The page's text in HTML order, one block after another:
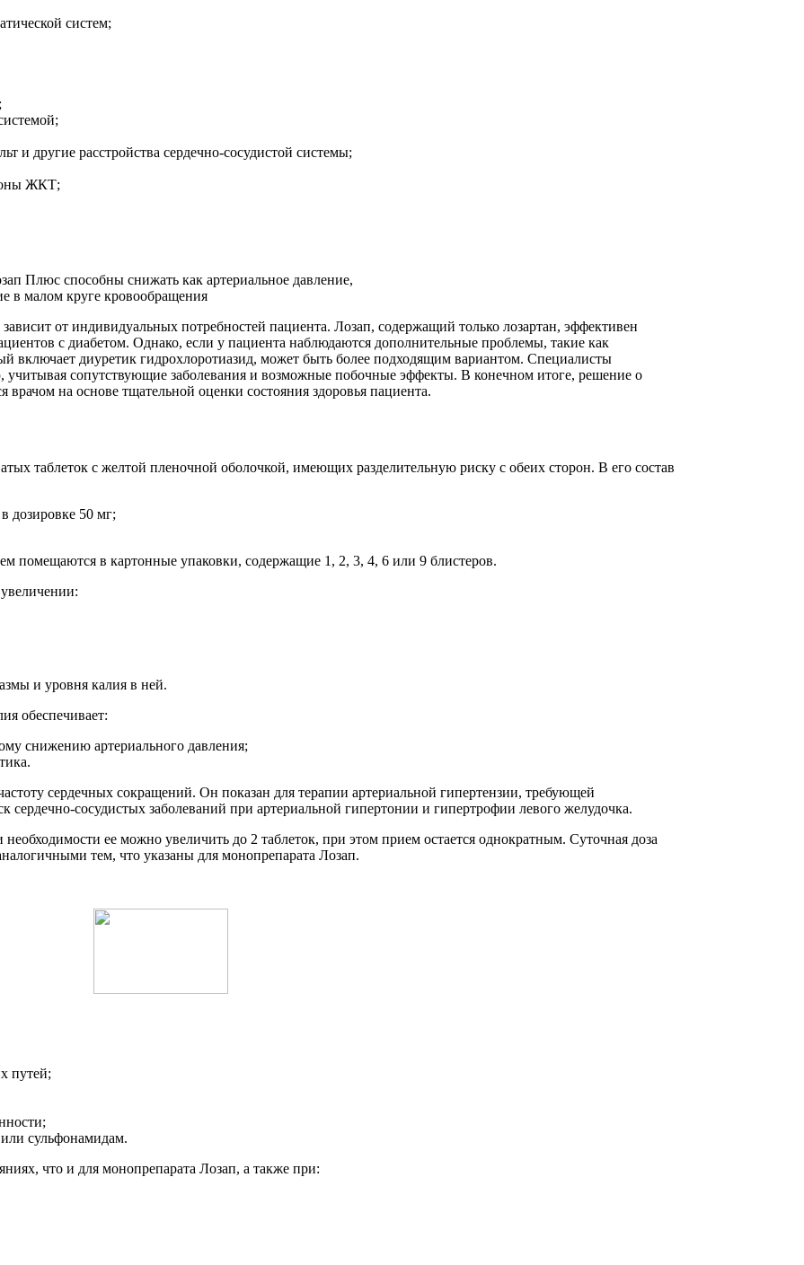
систем;
и другие расстройства сердечно-сосудистой системы;
ЖКТ;
от индивидуальных потребностей пациента. Лозап, содержащий только лозартан, эффективен
с диабетом. Однако, если у пациента наблюдаются дополнительные проблемы, такие как
включает диуретик гидрохлоротиазид, может быть более подходящим вариантом. Специалисты
учитывая сопутствующие заболевания и возможные побочные эффекты. В конечном итоге, решение о
на основе тщательной оценки состояния здоровья пациента.
таблеток с желтой пленочной оболочкой, имеющих разделительную риску с обеих сторон. В его состав
дозировке 50 мг;
помещаются в картонные упаковки, содержащие 1, 2, 3, 4, 6 или 9 блистеров.
и уровня калия в ней.
обеспечивает:
снижению артериального давления;
сердечных сокращений. Он показан для терапии артериальной гипертензии, требующей
сосудистых заболеваний при артериальной гипертонии и гипертрофии левого желудочка.
необходимости ее можно увеличить до 2 таблеток, при этом прием остается однократным. Суточная доза
тем, что указаны для монопрепарата Лозап.
путей;
сульфонамидам.
что и для монопрепарата Лозап, а также при: